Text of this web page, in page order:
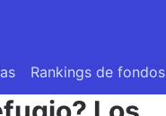
Rankings de fondos